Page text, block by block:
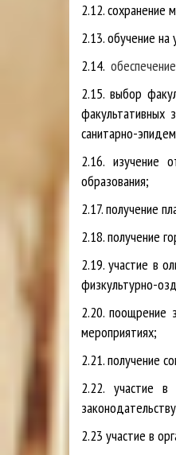
2.12. сохранение
2.13. обучение на
2.14.
2.15. выбор
факультативных
санитарно-
2.16. изучение
образования;
2.17. получение
2.18. получение
2.19. участие в
физкультурно-
2.20. поощрение
мероприятиях;
2.21. получение
2.22. участие в
2.23 участие в